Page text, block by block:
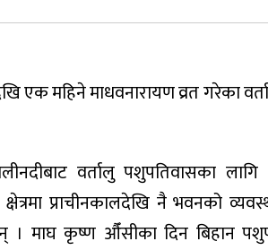
एक महिने माधवनारायण व्रत गरेका
वर्तालु पशुपतिवासका लागि
प्राचीनकालदेखि नै भवनको
माघ कृष्ण औँसीका दिन बिहान